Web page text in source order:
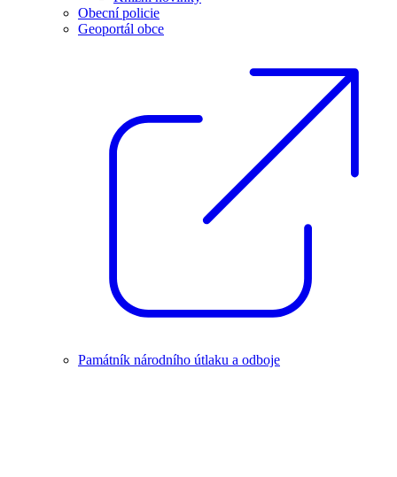
Obecní policie
Geoportál obce
Památník národního útlaku a odboje